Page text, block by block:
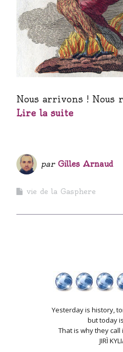
Nous arrivons ! Nous
Lire la suite
par Gilles Arnaud
vie de la Gasphere
Yesterday is history,
but today
That is why they
JIRÌ